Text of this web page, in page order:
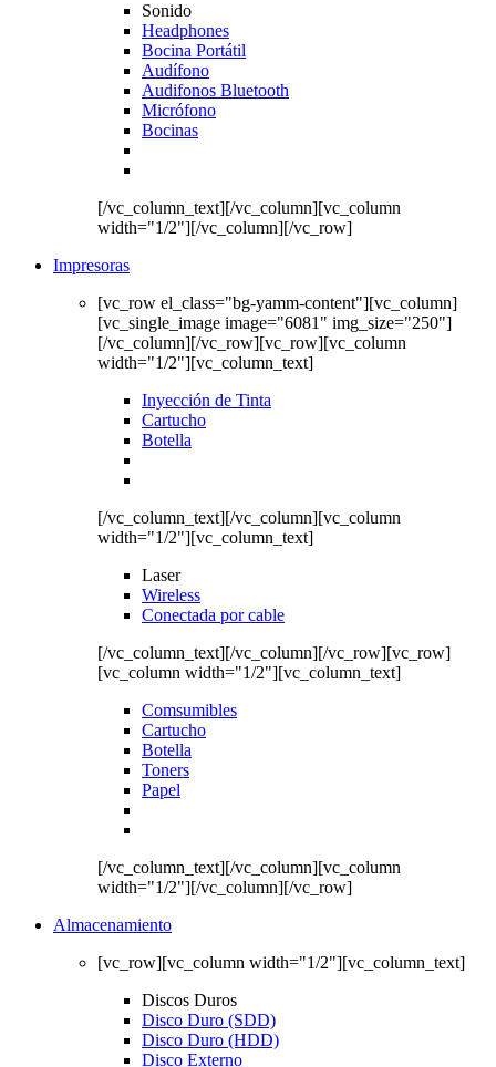
Sonido
Headphones
Bocina Portátil
Audífono
Audifonos Bluetooth
Micrófono
Bocinas
[/vc_column_text][/vc_column][vc_column
width="1/2"][/vc_column][/vc_row]
Impresoras
[vc_row el_class="bg-yamm-content"][vc_column]
[vc_single_image image="6081" img_size="250"]
[/vc_column][/vc_row][vc_row][vc_column
width="1/2"][vc_column_text]
Inyección de Tinta
Cartucho
Botella
[/vc_column_text][/vc_column][vc_column
width="1/2"][vc_column_text]
Laser
Wireless
Conectada por cable
[/vc_column_text][/vc_column][/vc_row][vc_row]
[vc_column width="1/2"][vc_column_text]
Comsumibles
Cartucho
Botella
Toners
Papel
[/vc_column_text][/vc_column][vc_column
width="1/2"][/vc_column][/vc_row]
Almacenamiento
[vc_row][vc_column width="1/2"][vc_column_text]
Discos Duros
Disco Duro (SDD)
Disco Duro (HDD)
Disco Externo